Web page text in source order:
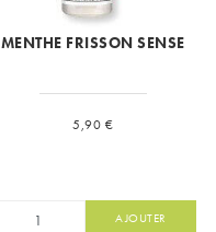
MENTHE FRISSON SENSE
Prix
5,90 €
AJOUTER